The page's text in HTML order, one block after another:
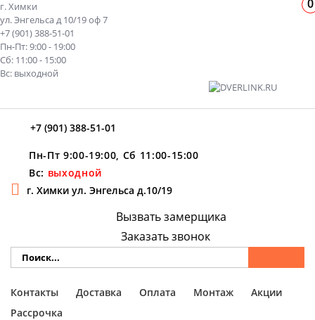
г. Химки
ул. Энгельса д 10/19 оф 7
+7 (901) 388-51-01
Пн-Пт: 9:00 - 19:00
Сб: 11:00 - 15:00
Вс: выходной
+7 (901) 388-51-01
Пн-Пт 9:00-19:00, Сб 11:00-15:00
Вс: выходной
г. Химки ул. Энгельса д.10/19
Вызвать замерщика
Заказать звонок
Контакты Доставка Оплата Монтаж
Акции
Рассрочка
0